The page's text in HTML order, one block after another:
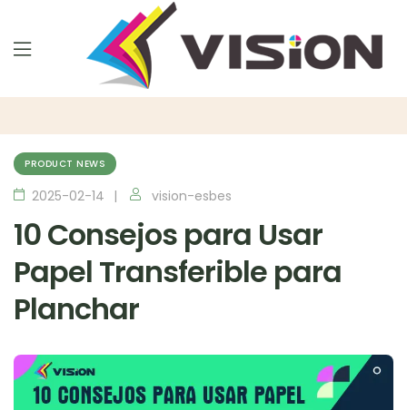
PRODUCT NEWS
2025-02-14 vision-esbes
10 Consejos para Usar
Papel Transferible para
Planchar